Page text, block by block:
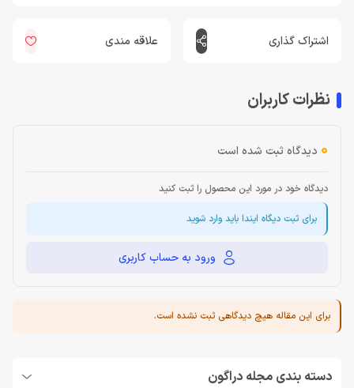
اشتراک گذاری علاقه مندی
نظرات کاربران
0 دیدگاه ثبت شده است
دیدگاه خود در مورد این محصول را ثبت کنید
برای ثبت دیگاه ایندا باید وارد شوید
ورود به حساب کاربری
برای این مقاله هیچ دیدگاهی ثبت نشده است.
دسته بندی مجله دراگون